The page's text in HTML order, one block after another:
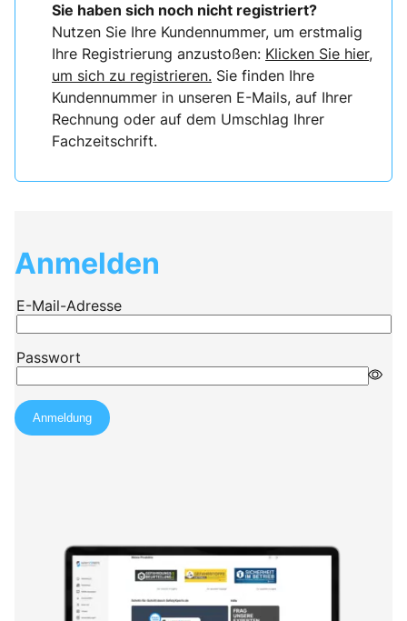
Sie haben sich noch nicht registriert?
Nutzen Sie Ihre Kundennummer, um erstmalig
Ihre Registrierung anzustoßen: Klicken Sie hier,
um sich zu registrieren. Sie finden Ihre
Kundennummer in unseren E-Mails, auf Ihrer
Rechnung oder auf dem Umschlag Ihrer
Fachzeitschrift.
Anmelden